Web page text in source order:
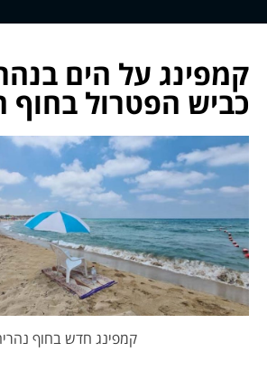
קמפינג על הים
כביש הפטרול בחוף
קמפינג חדש בחוף